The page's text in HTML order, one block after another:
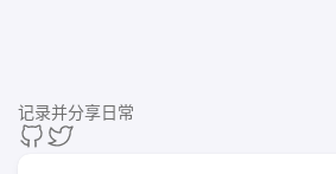
记录并分享日常